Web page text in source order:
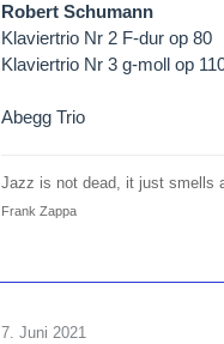
Robert Schumann
Klaviertrio Nr 2 F-dur op 80
Klaviertrio Nr 3 g-moll op
Abegg Trio
Jazz is not dead, it just smells
Frank Zappa
7. Juni 2021